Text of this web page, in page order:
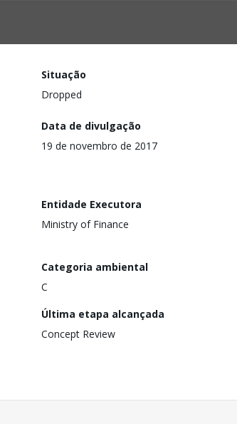
Situação
Dropped
Data de divulgação
19 de novembro de 2017
Entidade Executora
Ministry of Finance
Categoria ambiental
C
Última etapa alcançada
Concept Review